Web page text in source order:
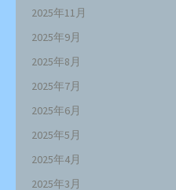
2025年11月
2025年9月
2025年8月
2025年7月
2025年6月
2025年5月
2025年4月
2025年3月